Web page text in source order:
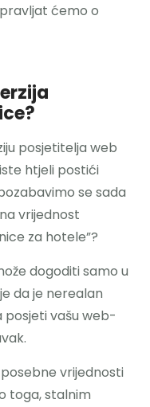
ćemo o
?
posjetitelja web
htjeli postići
se sada
vrijednost
za hotele”?
dogoditi samo u
da je nerealan
posjeti vašu web-
vrijednosti
toga, stalnim